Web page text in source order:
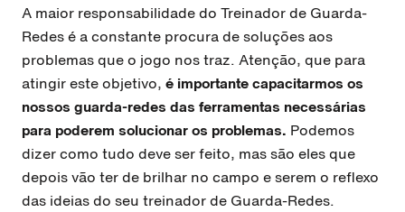
A maior responsabilidade do Treinador de Guarda-
Redes é a constante procura de soluções aos
problemas que o jogo nos traz. Atenção, que para
atingir este objetivo, é importante capacitarmos os
nossos guarda-redes das ferramentas necessárias
para poderem solucionar os problemas. Podemos
dizer como tudo deve ser feito, mas são eles que
depois vão ter de brilhar no campo e serem o reflexo
das ideias do seu treinador de Guarda-Redes.